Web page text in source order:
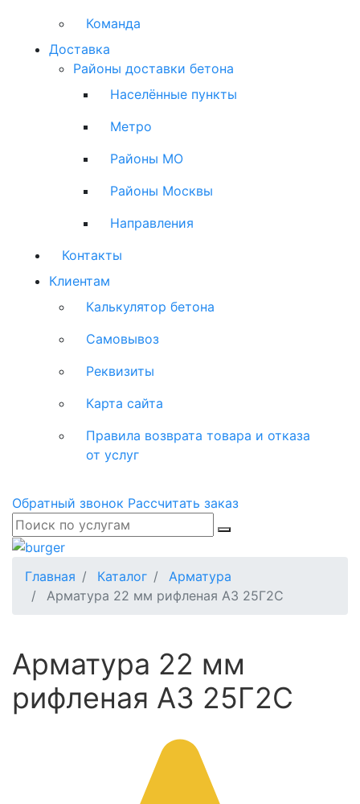
Команда
Доставка
Районы доставки бетона
Населённые пункты
Метро
Районы МО
Районы Москвы
Направления
Контакты
Клиентам
Калькулятор бетона
Самовывоз
Реквизиты
Карта сайта
Правила возврата товара и отказа
от услуг
Обратный звонок Рассчитать заказ
Главная Каталог
Арматура
Арматура 22 мм рифленая А3 25Г2С
Арматура 22 мм
рифленая А3 25Г2С